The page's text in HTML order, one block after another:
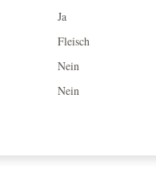
Ja
Fleisch
Nein
Nein